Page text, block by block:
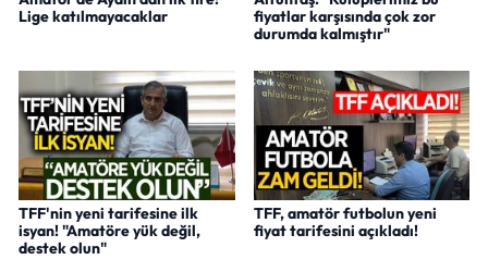
Lige katılmayacaklar
fiyatlar karşısında çok zor
durumda kalmıştır"
TFF'nin yeni tarifesine ilk
isyan! "Amatöre yük değil,
destek olun"
TFF, amatör futbolun yeni
fiyat tarifesini açıkladı!